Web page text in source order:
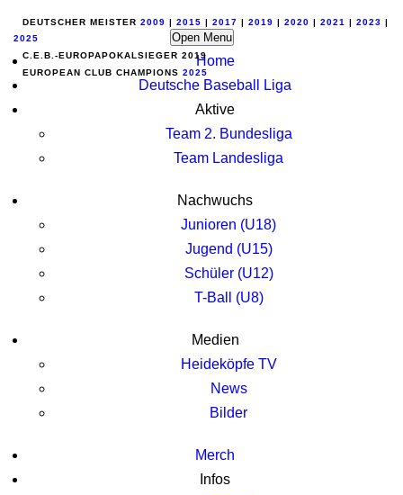
DEUTSCHER MEISTER 2009 | 2015 | 2017 | 2019 | 2020 | 2021 | 2023 |
2025
C.E.B.-EUROPAPOKALSIEGER 2019
EUROPEAN CLUB CHAMPIONS 2025
Open Menu
Home
Deutsche Baseball Liga
Aktive
Team 2. Bundesliga
Team Landesliga
Nachwuchs
Junioren (U18)
Jugend (U15)
Schüler (U12)
T-Ball (U8)
Medien
Heideköpfe TV
News
Bilder
Merch
Infos